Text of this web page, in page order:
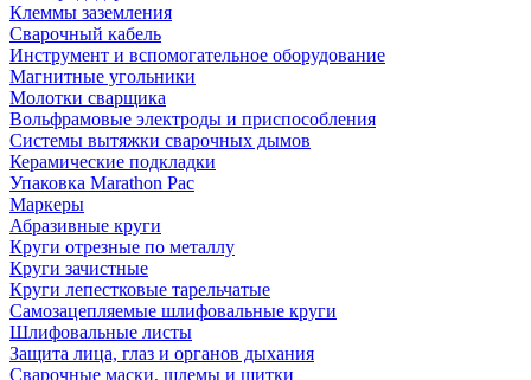
Клеммы заземления
Сварочный кабель
Инструмент и вспомогательное оборудование
Магнитные угольники
Молотки сварщика
Вольфрамовые электроды и приспособления
Системы вытяжки сварочных дымов
Керамические подкладки
Упаковка Marathon Pac
Маркеры
Абразивные круги
Круги отрезные по металлу
Круги зачистные
Круги лепестковые тарельчатые
Самозацепляемые шлифовальные круги
Шлифовальные листы
Защита лица, глаз и органов дыхания
Сварочные маски, шлемы и щитки